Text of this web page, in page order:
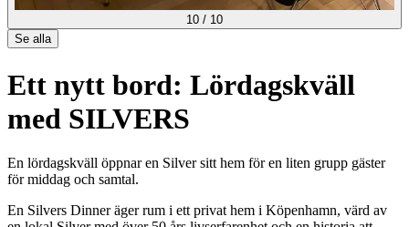
10 / 10
Se alla
Ett nytt bord: Lördagskväll
med SILVERS
En lördagskväll öppnar en Silver sitt hem för en liten grupp gäster
för middag och samtal.
En Silvers Dinner äger rum i ett privat hem i Köpenhamn, värd av